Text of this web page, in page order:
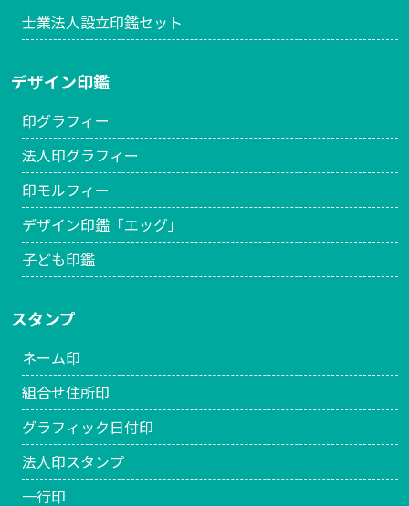
士業法人設立印鑑セット
デザイン印鑑
印グラフィー
法人印グラフィー
印モルフィー
デザイン印鑑「エッグ」
子ども印鑑
スタンプ
ネーム印
組合せ住所印
グラフィック日付印
法人印スタンプ
一行印